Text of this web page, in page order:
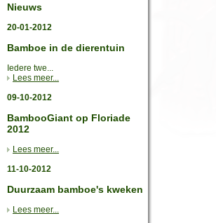
Nieuws
20-01-2012
Bamboe in de dierentuin
Iedere twe...
Lees meer...
09-10-2012
BambooGiant op Floriade
2012
Lees meer...
11-10-2012
Duurzaam bamboe's kweken
Lees meer...